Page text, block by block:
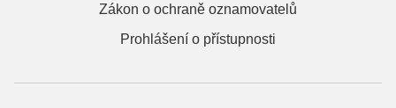
Zákon o ochraně oznamovatelů
Prohlášení o přístupnosti